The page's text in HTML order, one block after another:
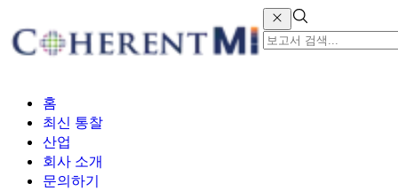
홈
최신 통찰
산업
회사 소개
문의하기